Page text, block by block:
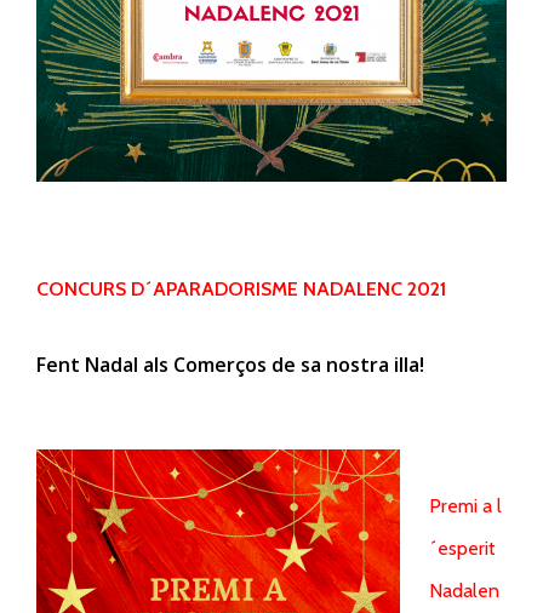
CONCURS D´APARADORISME NADALENC 2021
Fent Nadal als Comerços de sa nostra illa!
Premi a l
´esperit
Nadalen